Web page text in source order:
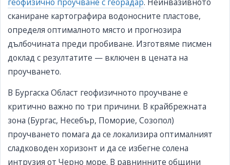
сканиране картографира водоносните пластове,
определя оптималното място и прогнозира
дълбочината преди пробиване. Изготвяме писмен
доклад с резултатите — включен в цената на
проучването.
В Бургаска Област геофизичното проучване е
критично важно по три причини. В крайбрежната
зона (Бургас, Несебър, Поморие, Созопол)
проучването помага да се локализира оптималният
сладководен хоризонт и да се избегне солена
интрузия от Черно море. В равнинните общини